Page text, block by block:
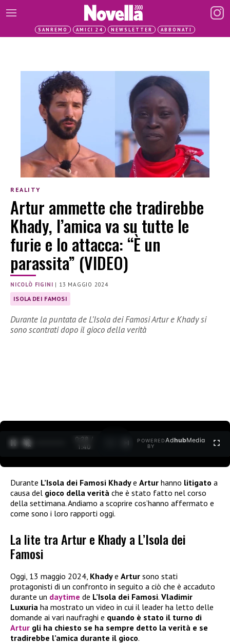
SANREMO AMICI 24 NEWSLETTER ABBONATI
REALITY
Artur ammette che tradirebbe
Khady, l’amica va su tutte le
furie e lo attacca: “È un
parassita” (VIDEO)
NICOLÒ FIGINI | 13 MAGGIO 2024
ISOLA DEI FAMOSI
Durante la puntata de L’Isola dei Famosi Artur e Khady si
sono scontrati dopo il gioco della verità
0:29 /
1:40
POWERED
BY
AdhubMedia
Durante L’Isola dei Famosi Khadye Artur hanno litigato a
causa del gioco della verità che è stato fatto nel corso
della settimana. Andiamo a scoprire cos’hanno affermato e
come sono i loro rapporti oggi.
La lite tra Artur e Khady a L’Isola dei
Famosi
Oggi, 13 maggio 2024, Khadye Artur sono stati
protagonisti di un confronto in seguito a ciò che è accaduto
durante un daytime de L’Isola dei Famosi. Vladimir
Luxuria ha mostrato un video in cui il leader ha letto delle
domande ai vari naufraghi e quando è stato il turno di
Artur gli ha chiesto se ha sempre detto la verità e se
tradirebbe l’amica durante il gioco.